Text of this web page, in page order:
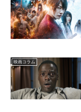
映画コラム